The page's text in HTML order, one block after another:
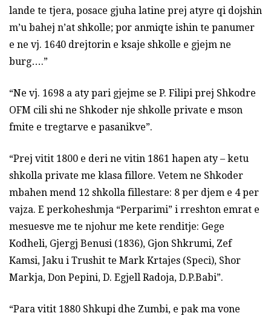
lande te tjera, posace gjuha latine prej atyre qi dojshin
m’u bahej n’at shkolle; por anmiqte ishin te panumer
e ne vj. 1640 drejtorin e ksaje shkolle e gjejm ne
burg….”
“Ne vj. 1698 a aty pari gjejme se P. Filipi prej Shkodre
OFM cili shi ne Shkoder nje shkolle private e mson
fmite e tregtarve e pasanikve”.
“Prej vitit 1800 e deri ne vitin 1861 hapen aty – ketu
shkolla private me klasa fillore. Vetem ne Shkoder
mbahen mend 12 shkolla fillestare: 8 per djem e 4 per
vajza. E perkoheshmja “Perparimi” i rreshton emrat e
mesuesve me te njohur me kete renditje: Gege
Kodheli, Gjergj Benusi (1836), Gjon Shkrumi, Zef
Kamsi, Jaku i Trushit te Mark Krtajes (Speci), Shor
Markja, Don Pepini, D. Egjell Radoja, D.P.Babi”.
“Para vitit 1880 Shkupi dhe Zumbi, e pak ma vone